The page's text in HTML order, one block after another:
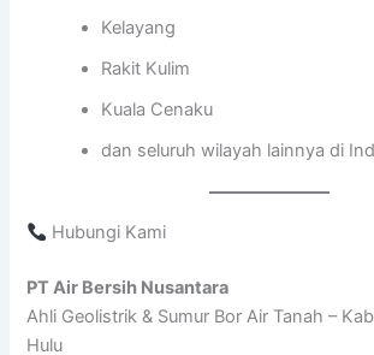
Kelayang
Rakit Kulim
Kuala Cenaku
dan seluruh wilayah lainnya di
Hubungi Kami
PT Air Bersih Nusantara
Ahli Geolistrik & Sumur Bor Air Tanah –
Hulu